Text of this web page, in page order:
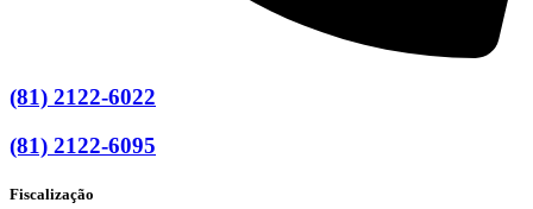
(81) 2122-6022
(81) 2122-6095
Fiscalização